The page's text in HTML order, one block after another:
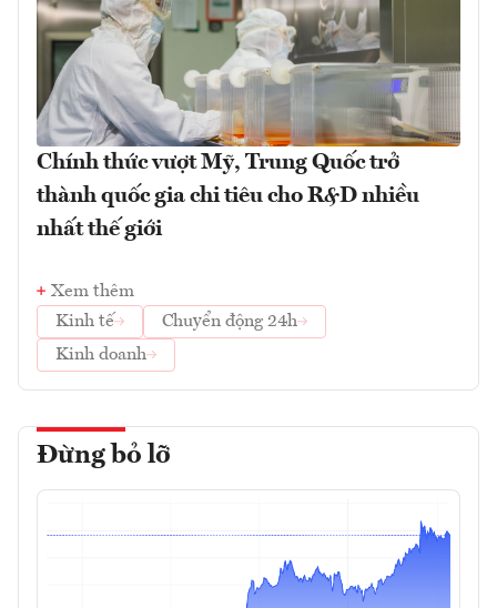
Chính thức vượt Mỹ, Trung Quốc trở
thành quốc gia chi tiêu cho R&D nhiều
nhất thế giới
Xem thêm
Kinh tế
Chuyển động 24h
Kinh doanh
Đừng bỏ lỡ